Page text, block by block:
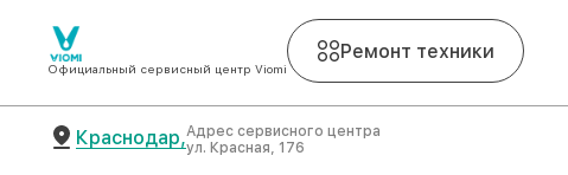
Официальный сервисный центр Viomi
Ремонт техники
Краснодар,Адрес сервисного центра
ул. Красная, 176